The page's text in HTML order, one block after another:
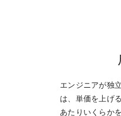
エンジニアが独
は、単価を上げ
あたりいくらか